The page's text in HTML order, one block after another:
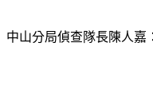
中山分局偵查隊長陳人嘉